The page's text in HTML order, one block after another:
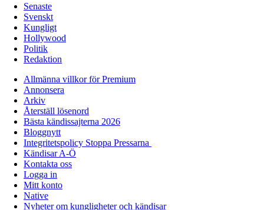
Senaste
Svenskt
Kungligt
Hollywood
Politik
Redaktion
Allmänna villkor för Premium
Annonsera
Arkiv
Återställ lösenord
Bästa kändissajterna 2026
Bloggnytt
Integritetspolicy Stoppa Pressarna
Kändisar A-Ö
Kontakta oss
Logga in
Mitt konto
Native
Nyheter om kungligheter och kändisar